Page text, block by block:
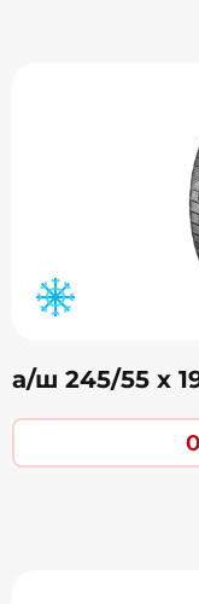
а/ш 245/55 х